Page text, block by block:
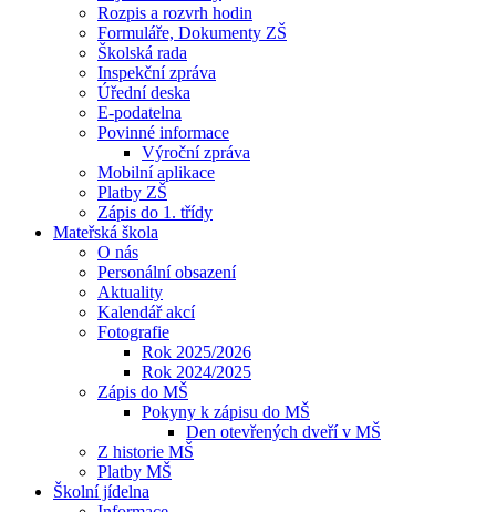
Rozpis a rozvrh hodin
Formuláře, Dokumenty ZŠ
Školská rada
Inspekční zpráva
Úřední deska
E-podatelna
Povinné informace
Výroční zpráva
Mobilní aplikace
Platby ZŠ
Zápis do 1. třídy
Mateřská škola
O nás
Personální obsazení
Aktuality
Kalendář akcí
Fotografie
Rok 2025/2026
Rok 2024/2025
Zápis do MŠ
Pokyny k zápisu do MŠ
Den otevřených dveří v MŠ
Z historie MŠ
Platby MŠ
Školní jídelna